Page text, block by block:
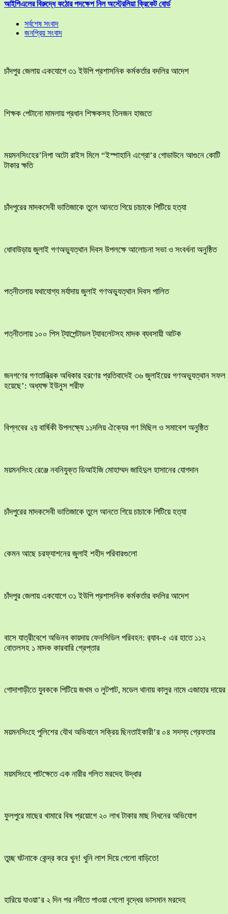
আইপিএলের বিরুদ্ধে কঠোর পদক্ষেপ নিল অস্ট্রেলিয়া ক্রিকেট বোর্ড
সর্বশেষ সংবাদ
জনপ্রিয় সংবাদ
চাঁদপুর জেলায় একযোগে ৩১ ইউপি প্রশাসনিক কর্মকর্তার বদলির আদেশ
শিক্ষক পেটানো মামলায় প্রধান শিক্ষকসহ তিনজন হাজতে
ময়মনসিংহের’নিপা অটো রাইস মিলে “ইস্পাহানি এগ্রো’র গোডাউনে আগুনে কোটি
টাকার ক্ষতি
চাঁদপুরের মাদকসেবী ভাতিজাকে তুলে আনতে গিয়ে চাচাকে পিটিয়ে হত্যা
ধোবাউড়ায় জুলাই গণঅভ্যুত্থান দিবস উপলক্ষে আলোচনা সভা ও সংবর্ধনা অনুষ্ঠিত
পত্নীতলায় যথাযোগ্য মর্যাদায় জুলাই গণঅভ্যুত্থান দিবস পালিত
পত্নীতলায় ১০০ পিস ট্যাপেন্টাডল ট্যাবলেটসহ মাদক ব্যবসায়ী আটক
জনগণের গণতান্ত্রিক অধিকার হরণের প্রতিবাদেই ৩৬ জুলাইয়ের গণঅভ্যুত্থান সফল
হয়েছে’: অধ্যক্ষ ইউনুস শরীফ
বিপ্লবের ২য় বার্ষিকী উপলক্ষ্যে ১১দলিয় ঐক্যের গণ মিছিল ও সমাবেশ অনুষ্ঠিত
ময়মনসিংহ রেঞ্জে নবনিযুক্ত ডিআইজি মোহাম্মদ জাহিদুল হাসানের যোগদান
চাঁদপুরের মাদকসেবী ভাতিজাকে তুলে আনতে গিয়ে চাচাকে পিটিয়ে হত্যা
কেমন আছে চরফ্যাশনের জুলাই শহীদ পরিবারগুলো
চাঁদপুর জেলায় একযোগে ৩১ ইউপি প্রশাসনিক কর্মকর্তার বদলির আদেশ
বাসে যাত্রীবেশে অভিনব কায়দায় ফেনসিডিল পরিবহন: র‍্যাব-৫ এর হাতে ১১২
বোতলসহ ১ মাদক কারবারি গ্রেপ্তার
​গোদাগাড়ীতে যুবককে পিটিয়ে জখম ও লুটপাট, মডেল থানায় কালুর নামে এজাহার দায়ের
ময়মনসিংহে পুলিশের যৌথ অভিযানে সক্রিয় ছিনতাইকারী’র ০৪ সদস্য গ্রেফতার
ময়মসিংহে পাটক্ষেতে এক নারীর গলিত মরদেহ উদ্ধার
ফুলপুরে মাছের খামারে বিষ প্রয়োগে ২০ লাখ টাকার মাছ নিধনের অভিযোগ
তুচ্ছ ঘটনাকে কেন্দ্র করে খুন! খুনি লাশ দিয়ে গেলো বাড়িতে!
হারিয়ে যাওয়া’র ২ দিন পর নদীতে পাওয়া গেলো বৃদ্ধের ভাসমান মরদেহ